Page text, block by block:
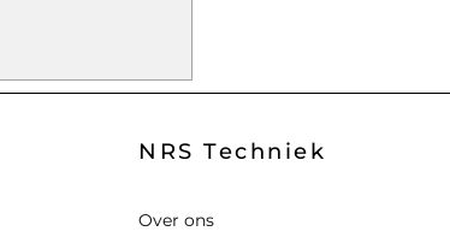
NRS Techniek
Over ons